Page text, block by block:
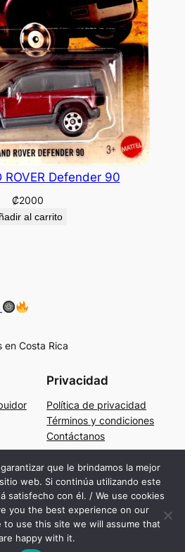
Defender 90
₡2000
al carrito
en Costa Rica
Privacidad
Política de privacidad
Términos y condiciones
Contáctanos
que le brindamos la mejor
web. Si continúa utilizando este
satisfecho con él. / We use cookies
you the best experience on our
use this site we will assume that
happy with it.